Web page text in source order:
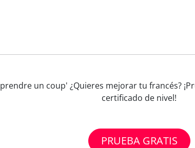
un coup' ¿Quieres mejorar tu francés?
certificado de nivel!
PRUEBA GRATIS